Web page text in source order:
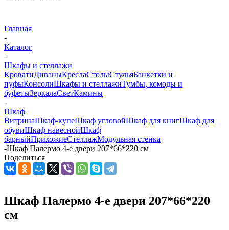
Главная
-
Каталог
-
Шкафы и стеллажи
КроватиДиваныКреслаСтолыСтульяБанкетки и
пуфыКонсолиШкафы и стеллажиТумбы, комоды и
буфетыЗеркалаСветКамины
-
Шкаф
ВитринаШкаф-купеШкаф угловойШкаф для книгШкаф для
обувиШкаф навеснойШкаф
барныйПрихожиеСтеллажМодульная стенка
-Шкаф Палермо 4-е двери 207*66*220 см
Поделиться
Шкаф Палермо 4-е двери 207*66*220
см